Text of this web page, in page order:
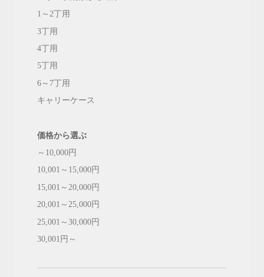
1～2丁用
3丁用
4丁用
5丁用
6～7丁用
キャリーケース
価格から選ぶ
～10,000円
10,001～15,000円
15,001～20,000円
20,001～25,000円
25,001～30,000円
30,001円～